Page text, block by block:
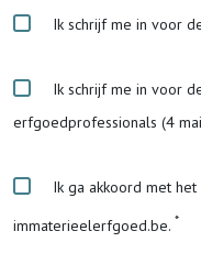
Ik schrijf me in voor
Ik schrijf me in voor
erfgoedprofessionals (4
Ik ga akkoord met
immaterieelerfgoed.be.